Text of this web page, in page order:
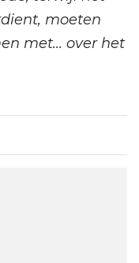
moeten
met... over het